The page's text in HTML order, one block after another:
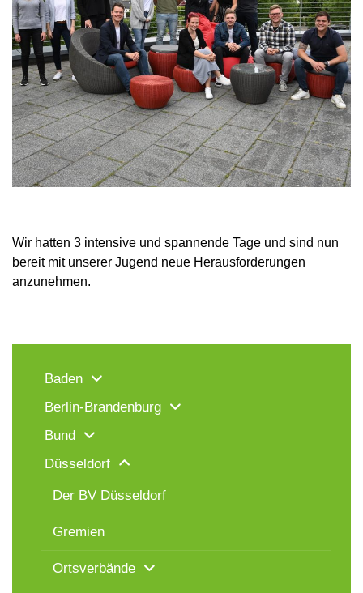
Wir hatten 3 intensive und spannende Tage und sind nun
bereit mit unserer Jugend neue Herausforderungen
anzunehmen.
Baden
Berlin-Brandenburg
Bund
Düsseldorf
Der BV Düsseldorf
Gremien
Ortsverbände